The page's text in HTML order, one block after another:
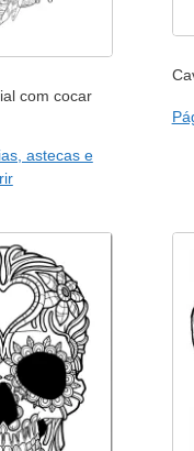
com cocar
astecas e